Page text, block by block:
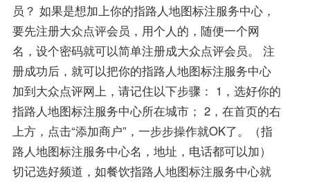
员？ 如果是想加上你的指路人地图标注服务中心，
要先注册大众点评会员，用个人的，随便一个网
名，设个密码就可以简单注册成大众点评会员。 注
册成功后，就可以把你的指路人地图标注服务中心
加到大众点评网上，请记住以下步骤： 1，选好你的
指路人地图标注服务中心所在城市； 2，在首页的右
上方，点击“添加商户”，一步步操作就OK了。（指
路人地图标注服务中心名，地址，电话都可以加）
切记选好频道，如餐饮指路人地图标注服务中心就